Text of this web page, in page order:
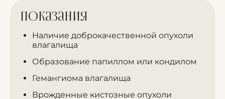
Показания
Наличие доброкачественной опухоли
влагалища
Образование папиллом или кондилом
Гемангиома влагалища
Врожденные кистозные опухоли